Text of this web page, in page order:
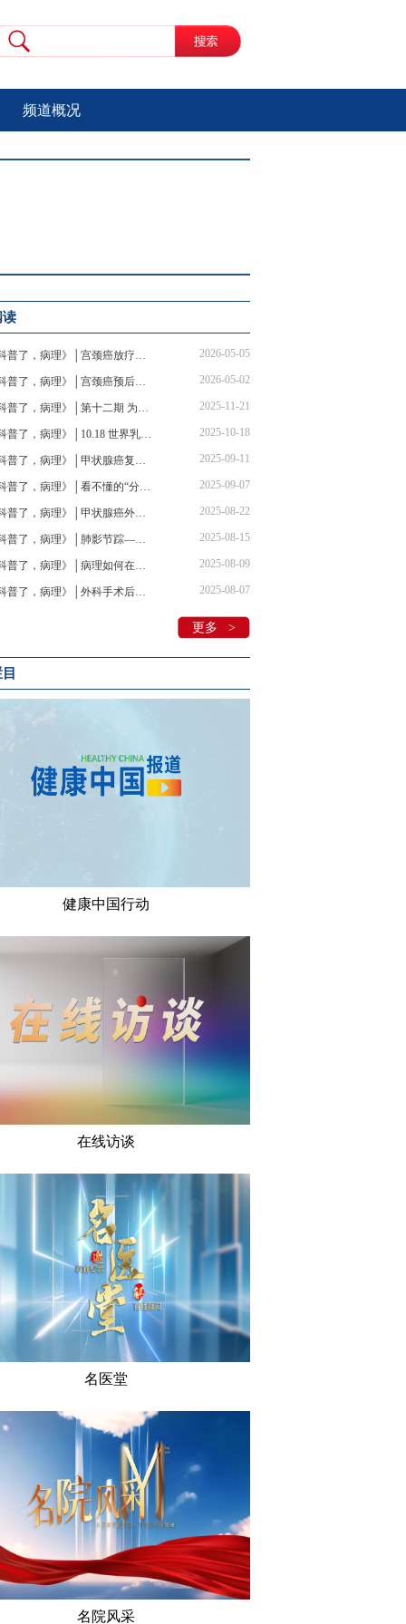
频道概况
读
《科普了，病理》│宫颈癌放疗不背锅！医生拆穿掉发、拉肚子谣言 2026-05-05
《科普了，病理》│宫颈癌预后要看这些指标！ 2026-05-02
《科普了，病理》│第十二期 为病探理 之“胰影寻踪” 2025-11-21
《科普了，病理》│10.18 世界乳腺癌宣传日粉红关爱——乳腺癌防线：探·解·治 2025-10-18
《科普了，病理》│甲状腺癌复发转移？病理才是判断 “瘤品”的“火眼金睛” 2025-09-11
《科普了，病理》│看不懂的“分子病理检测”什么来头？ 2025-09-07
《科普了，病理》│甲状腺癌外科术后要转核医学科？ 2025-08-22
《科普了，病理》│肺影节踪——从疑似到精准的病理革命 2025-08-15
《科普了，病理》│病理如何在外科手术中发挥积极作用？ 2025-08-09
《科普了，病理》│外科手术后转核医学科仍需病理参与? 2025-08-07
更多 >
健康中国行动
在线访谈
名医堂
名院风采